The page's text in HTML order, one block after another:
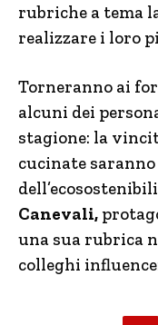
rubriche a tema
realizzare i loro
Torneranno ai
alcuni dei
stagione: la
cucinate saranno
Canevali,
una sua rubrica
colleghi